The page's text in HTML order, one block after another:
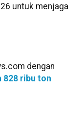
untuk menjaga
dengan
828 ribu ton